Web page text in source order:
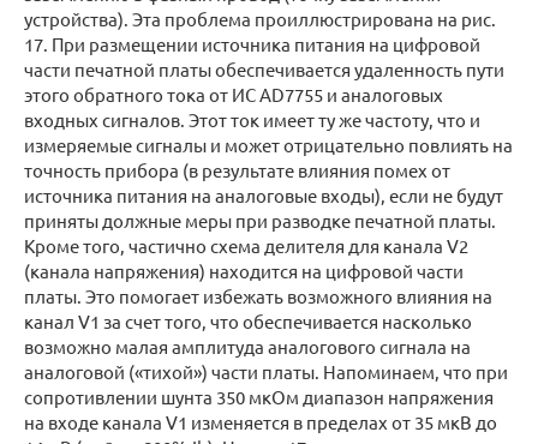
устройства). Эта проблема проиллюстрирована на рис.
17. При размещении источника питания на цифровой
части печатной платы обеспечивается удаленность пути
этого обратного тока от ИС AD7755 и аналоговых
входных сигналов. Этот ток имеет ту же частоту, что и
измеряемые сигналы и может отрицательно повлиять на
точность прибора (в результате влияния помех от
источника питания на аналоговые входы), если не будут
приняты должные меры при разводке печатной платы.
Кроме того, частично схема делителя для канала V2
(канала напряжения) находится на цифровой части
платы. Это помогает избежать возможного влияния на
канал V1 за счет того, что обеспечивается насколько
возможно малая амплитуда аналогового сигнала на
аналоговой («тихой») части платы. Напоминаем, что при
сопротивлении шунта 350 мкОм диапазон напряжения
на входе канала V1 изменяется в пределах от 35 мкВ до